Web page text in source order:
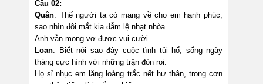
Câu 02:
Quân: Thế người ta có mang về cho em hạnh phúc,
sao nhìn đôi mắt kia đẫm lệ nhạt nhòa.
Anh vẫn mong vợ được vui cười.
Loan: Biết nói sao đây cuộc tình tủi hổ, sống ngày
tháng cực hình với những trận đòn roi.
Họ sỉ nhục em lăng loàng trắc nết hư thân, trong cơn